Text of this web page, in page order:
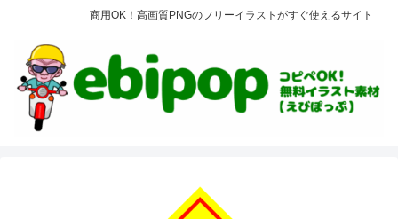
商用OK！高画質PNGのフリーイラストがすぐ使えるサイト